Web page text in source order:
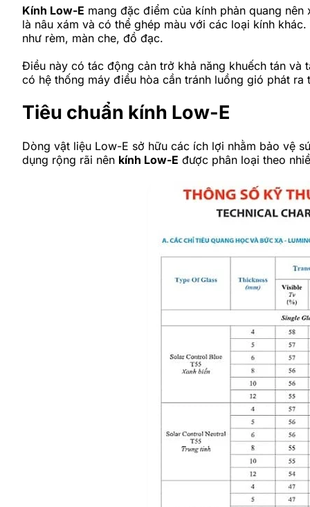
Kính Low-E mang đặc điểm của kính phản quang
là nâu xám và có thể ghép màu với các loại kính
như rèm, màn che, đồ đạc.
Điều này có tác động cản trở khả năng khuếch tán
có hệ thống máy điều hòa cần tránh luồng gió phát
Tiêu chuẩn kính Low-E
Dòng vật liệu Low-E sở hữu các ích lợi nhằm bảo vệ
dụng rộng rãi nên kính Low-E được phân loại theo